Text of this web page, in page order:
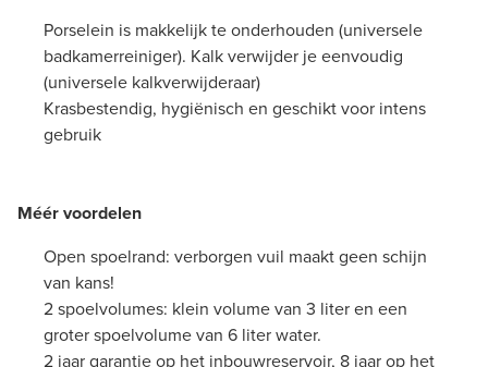
Porselein is makkelijk te onderhouden (universele
badkamerreiniger). Kalk verwijder je eenvoudig
(universele kalkverwijderaar)
Krasbestendig, hygiënisch en geschikt voor intens
gebruik
Méér voordelen
Open spoelrand: verborgen vuil maakt geen schijn
van kans!
2 spoelvolumes: klein volume van 3 liter en een
groter spoelvolume van 6 liter water.
2 jaar garantie op het inbouwreservoir, 8 jaar op het